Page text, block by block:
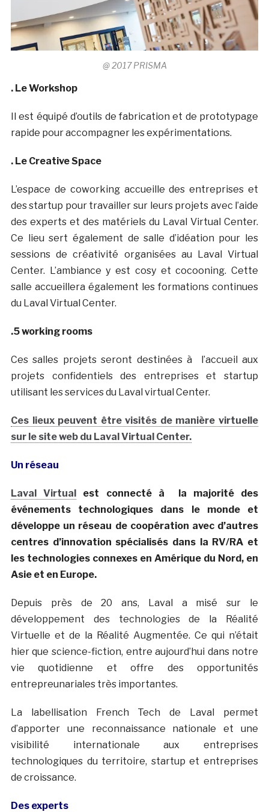
@ 2017 PRISMA
. Le Workshop
Il est équipé d’outils de fabrication et de prototypage
rapide pour accompagner les expérimentations.
. Le Creative Space
L’espace de coworking accueille des entreprises et
des startup pour travailler sur leurs projets avec l’aide
des experts et des matériels du Laval Virtual Center.
Ce lieu sert également de salle d’idéation pour les
sessions de créativité organisées au Laval Virtual
Center. L’ambiance y est cosy et cocooning. Cette
salle accueillera également les formations continues
du Laval Virtual Center.
.5 working rooms
Ces salles projets seront destinées à l’accueil aux
projets confidentiels des entreprises et startup
utilisant les services du Laval virtual Center.
Ces lieux peuvent être visités de manière virtuelle
sur le site web du Laval Virtual Center.
Un réseau
Laval Virtual est connecté à la majorité des
événements technologiques dans le monde et
développe un réseau de coopération avec d’autres
centres d’innovation spécialisés dans la RV/RA et
les technologies connexes en Amérique du Nord, en
Asie et en Europe.
Depuis près de 20 ans, Laval a misé sur le
développement des technologies de la Réalité
Virtuelle et de la Réalité Augmentée. Ce qui n’était
hier que science-fiction, entre aujourd’hui dans notre
vie quotidienne et offre des opportunités
entrepreunariales très importantes.
La labellisation French Tech de Laval permet
d’apporter une reconnaissance nationale et une
visibilité internationale aux entreprises
technologiques du territoire, startup et entreprises
de croissance.
Des experts